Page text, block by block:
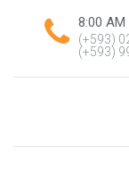
8:00 AM
(+593)
(+593)